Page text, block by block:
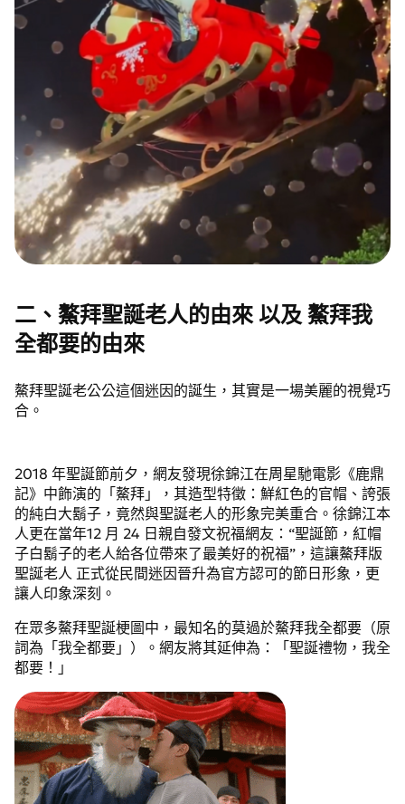
二、鰲拜聖誕老人的由來 以及 鰲拜我
全都要的由來
鰲拜聖誕老公公這個迷因的誕生，其實是一場美麗的視覺巧
合。
2018 年聖誕節前夕，網友發現徐錦江在周星馳電影《鹿鼎
記》中飾演的「鰲拜」，其造型特徵：鮮紅色的官帽、誇張
的純白大鬍子，竟然與聖誕老人的形象完美重合。徐錦江本
人更在當年12 月 24 日親自發文祝福網友：“聖誕節，紅帽
子白鬍子的老人給各位帶來了最美好的祝福”，這讓鰲拜版
聖誕老人 正式從民間迷因晉升為官方認可的節日形象，更
讓人印象深刻。
在眾多鰲拜聖誕梗圖中，最知名的莫過於鰲拜我全都要（原
詞為「我全都要」）。網友將其延伸為：「聖誕禮物，我全
都要！」